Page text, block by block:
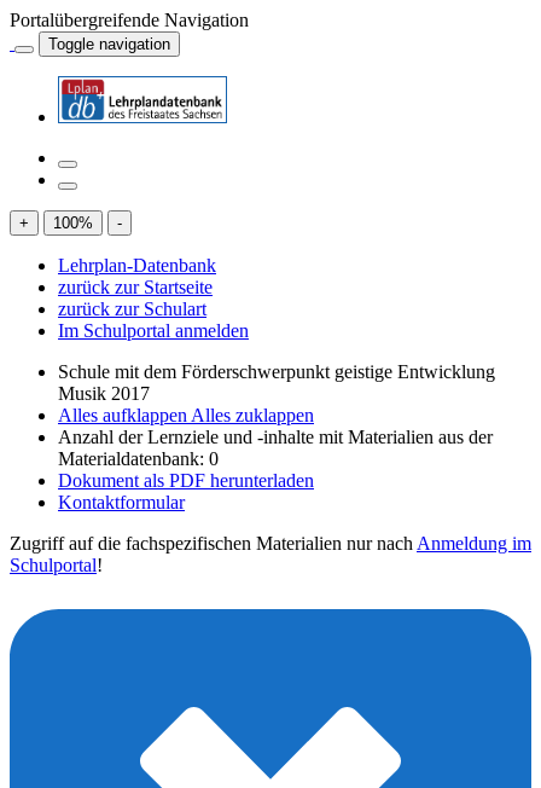
Portalübergreifende Navigation
Toggle navigation
+ 100% -
Lehrplan-Datenbank
zurück zur Startseite
zurück zur Schulart
Im Schulportal anmelden
Schule mit dem Förderschwerpunkt geistige Entwicklung
Musik 2017
Alles aufklappen Alles zuklappen
Anzahl der Lernziele und -inhalte mit Materialien aus der
Materialdatenbank: 0
Dokument als PDF herunterladen
Kontaktformular
Zugriff auf die fachspezifischen Materialien nur nach Anmeldung im
Schulportal!